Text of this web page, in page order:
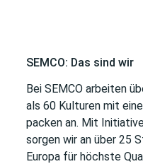
SEMCO: Das sind wir
Bei SEMCO arbeiten
als 60 Kulturen mit
packen an. Mit
sorgen wir an über 25
Europa für höchste